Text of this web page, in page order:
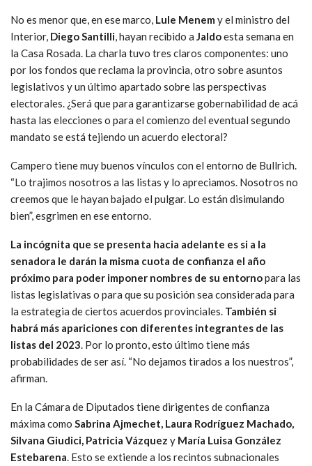
No es menor que, en ese marco, Lule Menem y el ministro del
Interior, Diego Santilli, hayan recibido a Jaldoesta semana en
la Casa Rosada. La charla tuvo tres claros componentes: uno
por los fondos que reclama la provincia, otro sobre asuntos
legislativos y un último apartado sobre las perspectivas
electorales. ¿Será que para garantizarse gobernabilidad de acá
hasta las elecciones o para el comienzo del eventual segundo
mandato se está tejiendo un acuerdo electoral?
Campero tiene muy buenos vínculos con el entorno de Bullrich.
“Lo trajimos nosotros a las listas y lo apreciamos. Nosotros no
creemos que le hayan bajado el pulgar. Lo están disimulando
bien”, esgrimen en ese entorno.
La incógnita que se presenta hacia adelante es si a la
senadora le darán la misma cuota de confianza el año
próximo para poder imponer nombres de su entornopara las
listas legislativas o para que su posición sea considerada para
la estrategia de ciertos acuerdos provinciales. También si
habrá más apariciones con diferentes integrantes de las
listas del 2023. Por lo pronto, esto último tiene más
probabilidades de ser así. “No dejamos tirados a los nuestros”,
afirman.
En la Cámara de Diputados tiene dirigentes de confianza
máxima como Sabrina Ajmechet, Laura Rodríguez Machado,
Silvana Giudici, Patricia Vázquez y María Luisa González
Estebarena. Esto se extiende a los recintos subnacionales